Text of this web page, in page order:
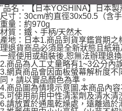
"品名：【日本YOSHINA】日本製
尺寸：30cm/約直徑30x50.5（含
重量：約970g
材質：鐵、手柄/天然木
產地：日本1.商品到貨享鑑賞期
理退貨商品必須是全新狀態且紙
一經使用或組裝後,恕無法辦理退換
2.商品為人工丈量略有1~3公分內
3.網頁商品會因面板螢幕解析度
同，請以實品顏色為準。
4.商品圖為情境示意圖,本商品內容
5.可使用前用中性清潔劑及清水清
6.請放置於通風乾燥處，遠離過於